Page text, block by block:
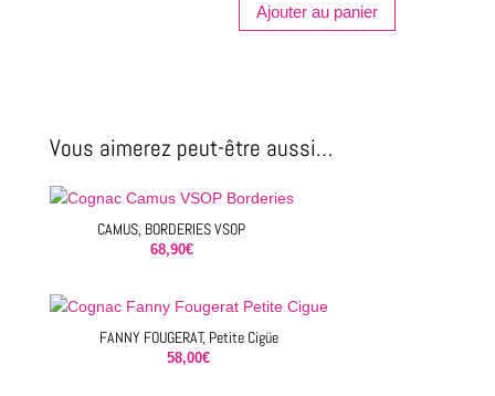
IrisAjouter au panier
Vous aimerez peut-être aussi…
CAMUS, BORDERIES VSOP
68,90€
FANNY FOUGERAT, Petite Cigüe
58,00€